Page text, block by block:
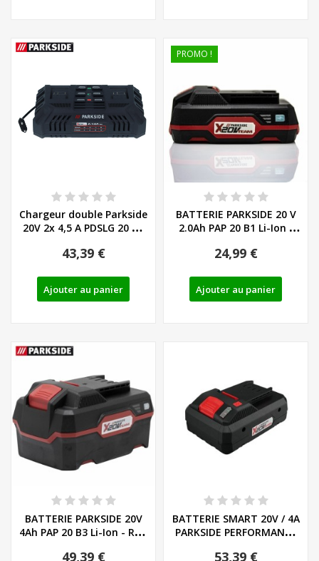
Chargeur double Parkside
20V 2x 4,5 A PDSLG 20 B1
43,39 €
Ajouter au panier
PROMO !
BATTERIE PARKSIDE 20 V
2.0Ah PAP 20 B1 Li-Ion -
24,99 €
Ajouter au panier
BATTERIE PARKSIDE 20V
4Ah PAP 20 B3 Li-Ion - REF:
49,39 €
BATTERIE SMART 20V / 4A
PARKSIDE PERFORMANCE
53,39 €